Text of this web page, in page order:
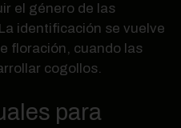
el género de las
identificación se vuelve
floración, cuando las
cogollos.
para